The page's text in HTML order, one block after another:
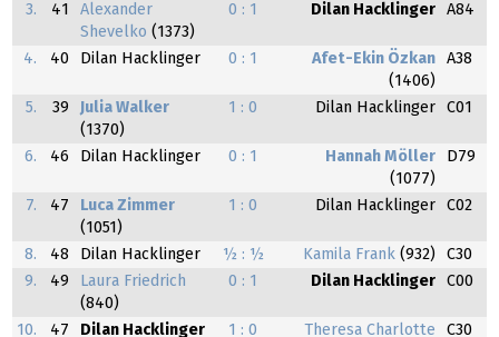
3. 41
Alexander
Shevelko (1373)
0 : 1 Dilan Hacklinger A84
4. 40 Dilan Hacklinger 0 : 1
Afet-Ekin Özkan
(1406)
A38
5. 39
Julia Walker
(1370)
1 : 0 Dilan Hacklinger C01
6. 46 Dilan Hacklinger 0 : 1
Hannah Möller
(1077)
D79
7. 47
Luca Zimmer
(1051)
1 : 0 Dilan Hacklinger C02
8. 48 Dilan Hacklinger ½ : ½ Kamila Frank (932)
C30
9.
49
Laura Friedrich
(840)
0 : 1 Dilan Hacklinger C00
10. 47 Dilan Hacklinger 1 : 0 Theresa Charlotte C30